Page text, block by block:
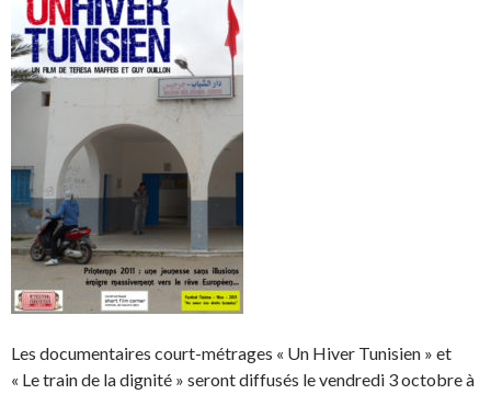
Les documentaires court-métrages « Un Hiver Tunisien » et
« Le train de la dignité » seront diffusés le vendredi 3 octobre à